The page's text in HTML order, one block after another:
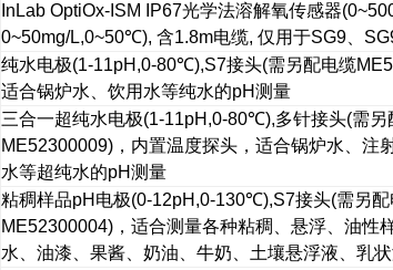
InLab OptiOx-ISM IP67光学法溶解氧传感器
0~50mg/L,0~50℃),含1.8m电缆,仅用于SG9
纯水电极(1-11pH,0-80℃),S7接头(需另配电缆
适合锅炉水、饮用水等纯水的pH测量
三合一超纯水电极(1-11pH,0-80℃),多针接头(需另
ME52300009) ，内置温度探头，适合锅炉水、注
水等超纯水的pH测量
粘稠样品pH 电极(0-12pH,0-130℃),S7接头(需另
ME52300004) ，适合测量各种粘稠、悬浮、油性
水、油漆、果酱、奶油、牛奶、土壤悬浮液、乳